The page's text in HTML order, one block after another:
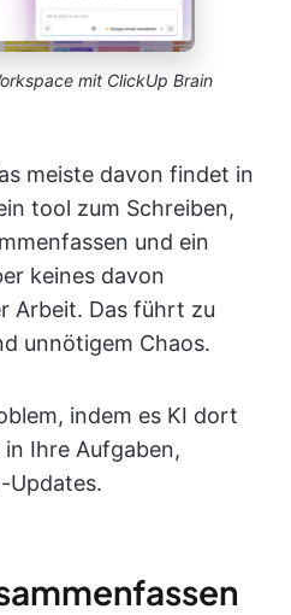
mit ClickUp Brain
meiste davon findet in
tool zum Schreiben,
und ein
keines davon
Arbeit. Das führt zu
unnötigem Chaos.
indem es KI dort
Ihre Aufgaben,
Updates.